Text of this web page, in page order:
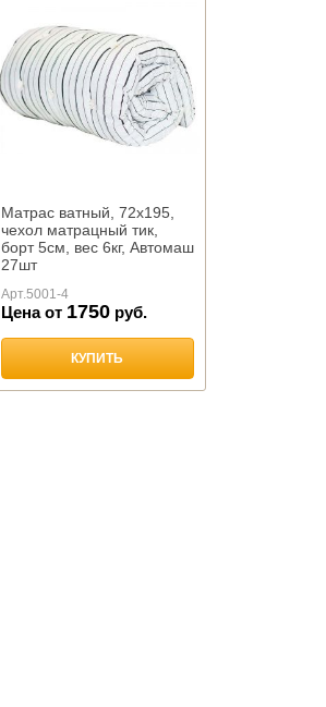
Матрас ватный, 72х195,
чехол матрацный тик,
борт 5см, вес 6кг, Автомаш
27шт
Арт.5001-4
Цена от 1750руб.
КУПИТЬ